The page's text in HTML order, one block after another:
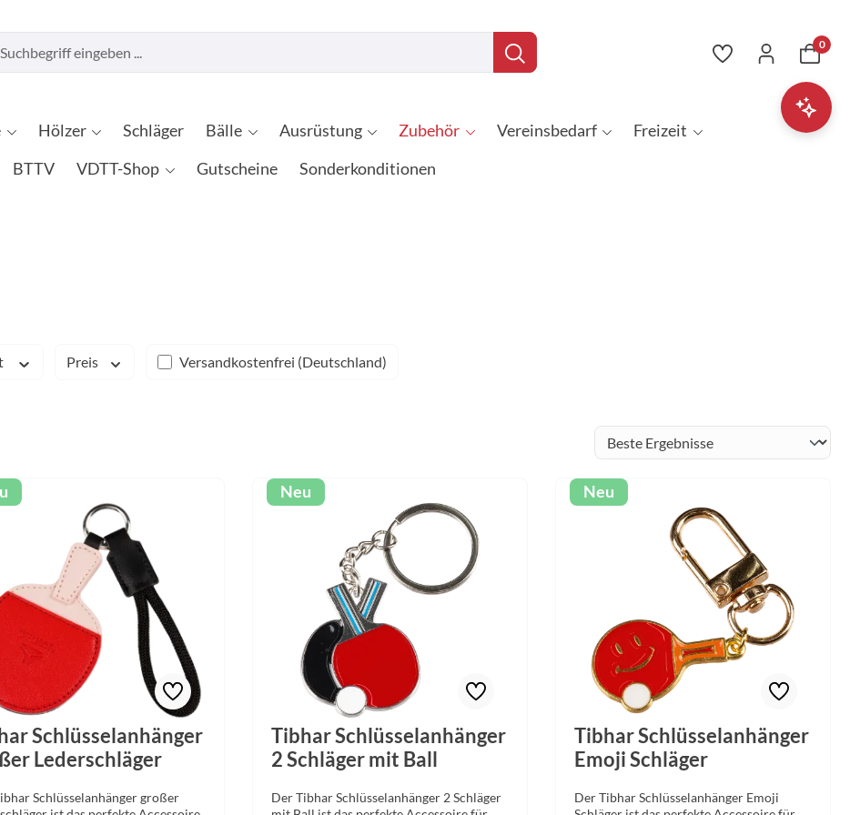
0
Hölzer Schläger Bälle Ausrüstung Zubehör Vereinsbedarf
Freizeit
BTTV VDTT-Shop Gutscheine Sonderkonditionen
Preis Filter hinzufügen: Versandkostenfrei
Versandkostenfrei (Deutschland)
Schlüsselanhänger
Lederschläger
Schlüsselanhänger großer
Neu
Tibhar Schlüsselanhänger
2 Schläger mit Ball
Der Tibhar Schlüsselanhänger 2 Schläger
Neu
Tibhar Schlüsselanhänger
Emoji Schläger
Der Tibhar Schlüsselanhänger Emoji